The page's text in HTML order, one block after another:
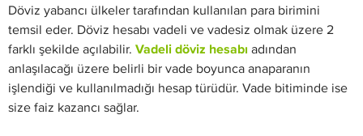
Döviz yabancı ülkeler tarafından kullanılan para birimini
temsil eder. Döviz hesabı vadeli ve vadesiz olmak üzere 2
farklı şekilde açılabilir. Vadeli döviz hesabı adından
anlaşılacağı üzere belirli bir vade boyunca anaparanın
işlendiği ve kullanılmadığı hesap türüdür. Vade bitiminde ise
size faiz kazancı sağlar.